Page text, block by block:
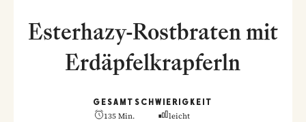
Esterhazy-Rostbraten mit
Erdäpfelkrapferln
GESAMT
135 Min.
SCHWIERIGKEIT
leicht